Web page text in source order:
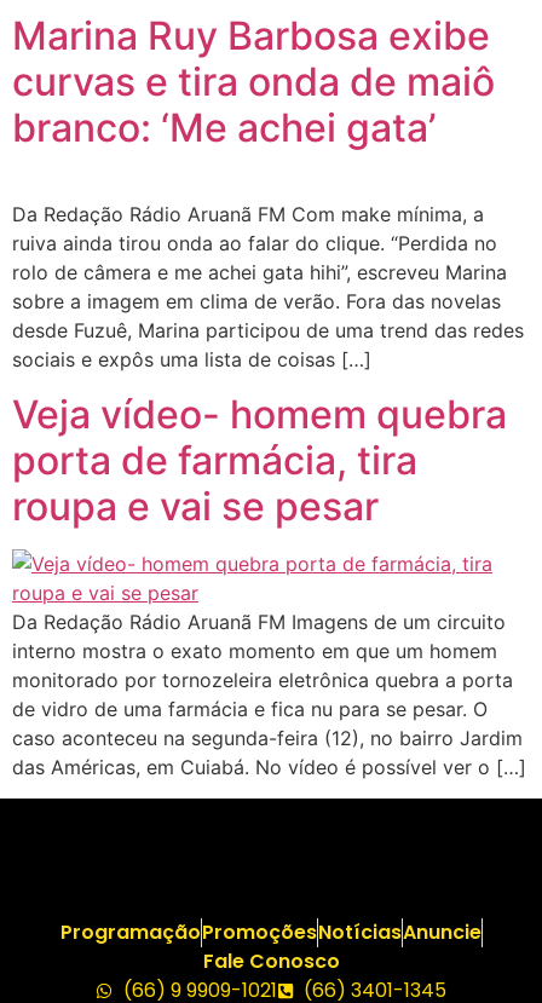
Marina Ruy Barbosa exibe
curvas e tira onda de maiô
branco: ‘Me achei gata’
Da Redação Rádio Aruanã FM Com make mínima, a
ruiva ainda tirou onda ao falar do clique. “Perdida no
rolo de câmera e me achei gata hihi”, escreveu Marina
sobre a imagem em clima de verão. Fora das novelas
desde Fuzuê, Marina participou de uma trend das redes
sociais e expôs uma lista de coisas […]
Veja vídeo- homem quebra
porta de farmácia, tira
roupa e vai se pesar
Da Redação Rádio Aruanã FM Imagens de um circuito
interno mostra o exato momento em que um homem
monitorado por tornozeleira eletrônica quebra a porta
de vidro de uma farmácia e fica nu para se pesar. O
caso aconteceu na segunda-feira (12), no bairro Jardim
das Américas, em Cuiabá. No vídeo é possível ver o […]
ProgramaçãoPromoçõesNotíciasAnuncie
Fale Conosco
(66) 9 9909-1021
(66) 3401-1345